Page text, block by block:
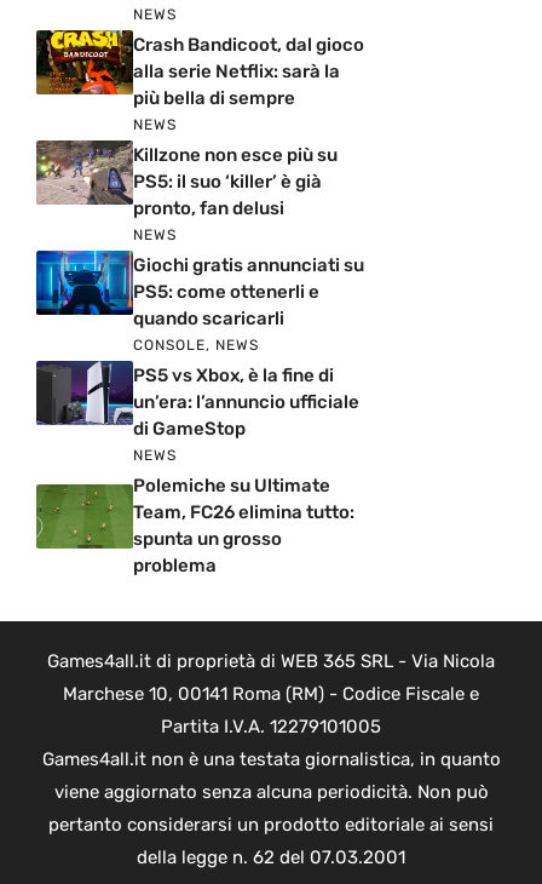
NEWS
Crash Bandicoot, dal gioco
alla serie Netflix: sarà la
più bella di sempre
NEWS
Killzone non esce più su
PS5: il suo ‘killer’ è già
pronto, fan delusi
NEWS
Giochi gratis annunciati su
PS5: come ottenerli e
quando scaricarli
CONSOLE, NEWS
PS5 vs Xbox, è la fine di
un’era: l’annuncio ufficiale
di GameStop
NEWS
Polemiche su Ultimate
Team, FC26 elimina tutto:
spunta un grosso
problema
Games4all.it di proprietà di WEB 365 SRL - Via Nicola
Marchese 10, 00141 Roma (RM) - Codice Fiscale e
Partita I.V.A. 12279101005
Games4all.it non è una testata giornalistica, in quanto
viene aggiornato senza alcuna periodicità. Non può
pertanto considerarsi un prodotto editoriale ai sensi
della legge n. 62 del 07.03.2001